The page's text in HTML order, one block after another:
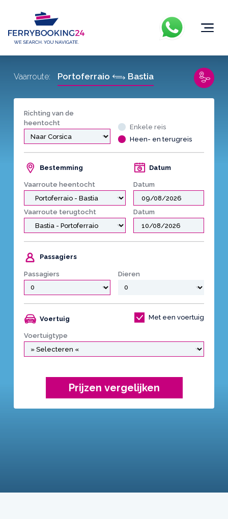
Richting van de
heentocht
Enkele reis
Heen- en terugreis
Bestemming
Vaarroute heentocht
Datum
Datum
Vaarroute terugtocht Datum
Passagiers
Passagiers Dieren
Voertuig Met een voertuig
Voertuigtype
Prijzen vergelijken
Vaarroute: Portoferraio Bastia